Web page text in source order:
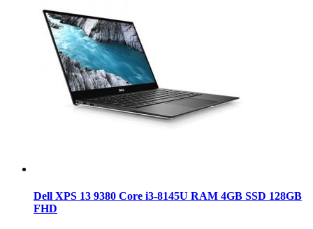
Dell XPS 13 9380 Core i3-8145U RAM 4GB SSD 128GB
FHD